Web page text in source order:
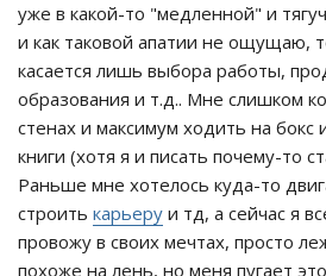
уже в какой-то "медленной" и
и как таковой апатии не ощущаю,
касается лишь выбора работы,
образования и т.д.. Мне слишком
стенах и максимум ходить на бокс
книги (хотя я и писать почему-то
Раньше мне хотелось куда-то
строить карьеру и тд, а сейчас я
провожу в своих мечтах, просто
похоже на лень, но меня пугает